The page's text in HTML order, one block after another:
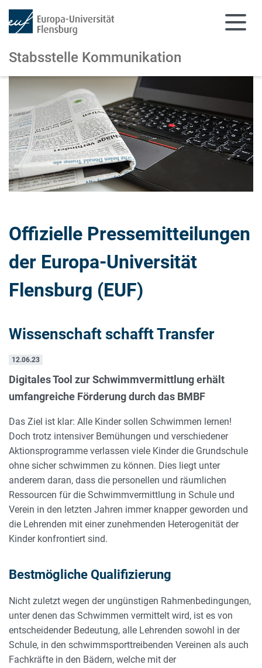
Zum Hauptinhalt springen
Zur Navigation springen
Stabsstelle Kommunikation
Offizielle Pressemitteilungen
der Europa-Universität
Flensburg (EUF)
Wissenschaft schafft Transfer
12.06.23
Digitales Tool zur Schwimmvermittlung erhält
umfangreiche Förderung durch das BMBF
Das Ziel ist klar: Alle Kinder sollen Schwimmen lernen!
Doch trotz intensiver Bemühungen und verschiedener
Aktionsprogramme verlassen viele Kinder die Grundschule
ohne sicher schwimmen zu können. Dies liegt unter
anderem daran, dass die personellen und räumlichen
Ressourcen für die Schwimmvermittlung in Schule und
Verein in den letzten Jahren immer knapper geworden und
die Lehrenden mit einer zunehmenden Heterogenität der
Kinder konfrontiert sind.
Bestmögliche Qualifizierung
Nicht zuletzt wegen der ungünstigen Rahmenbedingungen,
unter denen das Schwimmen vermittelt wird, ist es von
entscheidender Bedeutung, alle Lehrenden sowohl in der
Schule, in den schwimmsporttreibenden Vereinen als auch
Fachkräfte in den Bädern, welche mit der